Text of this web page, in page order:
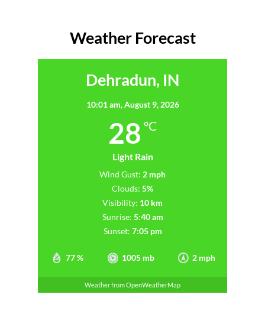
Weather Forecast
Dehradun, IN
10:01 am,August 9, 2026
28 °C
Light Rain
77 % 1005 mb 2 mph
Wind Gust: 2 mph
Clouds: 5%
Visibility: 10 km
Sunrise: 5:40 am
Sunset: 7:05 pm
Weather from OpenWeatherMap